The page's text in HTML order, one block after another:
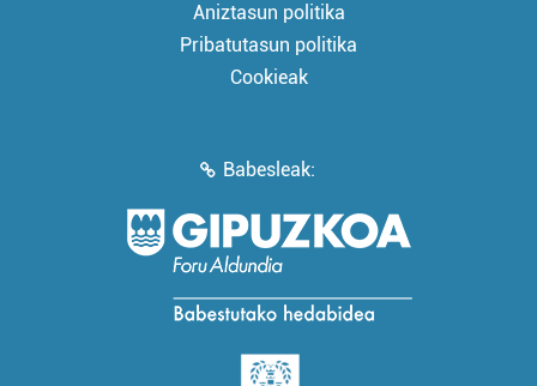
Aniztasun politika
Pribatutasun politika
Cookieak
Babesleak: